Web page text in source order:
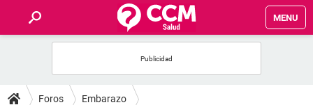
MENU
FOROS
Foros Embarazo